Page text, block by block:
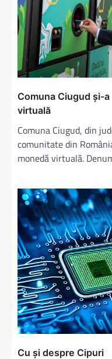
Comuna Ciugud și-
virtuală
Comuna Ciugud, din
comunitate din
monedă virtuală.
Cu și despre Cipuri